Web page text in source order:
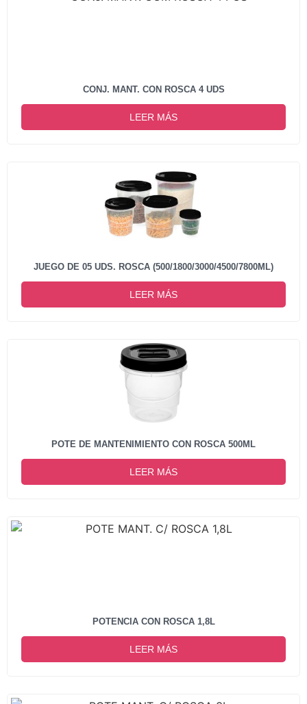
CONJ. MANT. CON ROSCA 4 UDS
LEER MÁS
JUEGO DE 05 UDS. ROSCA (500/1800/3000/4500/7800ML)
LEER MÁS
POTE DE MANTENIMIENTO CON ROSCA 500ML
LEER MÁS
POTENCIA CON ROSCA 1,8L
LEER MÁS